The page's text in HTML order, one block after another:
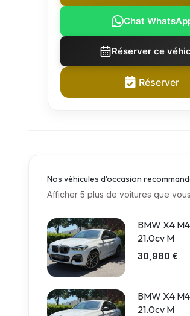
Chat
Réserver ce
Réserver
Nos véhicules d'occasion
Afficher 5 plus de voitures que
BMW X4
21.0cv M
30,980 €
BMW X4
21.0cv M